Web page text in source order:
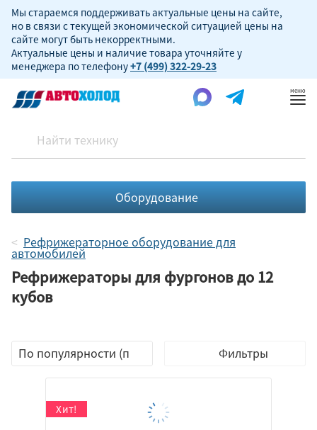
Мы стараемся поддерживать актуальные цены на сайте,
но в связи с текущей экономической ситуацией цены на
сайте могут быть некорректными.
Актуальные цены и наличие товара уточняйте у
менеджера по телефону+7 (499) 322-29-23
Оборудование
Рефрижераторное оборудование для
автомобилей
Рефрижераторы для фургонов до 12
кубов
H-Thermo
TerraFrigo
Фильтры